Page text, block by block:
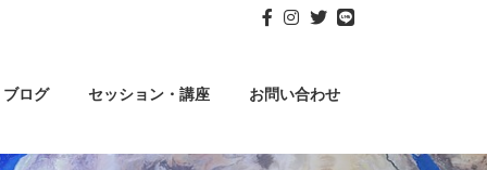
ブログ セッション・講座 お問い合わせ